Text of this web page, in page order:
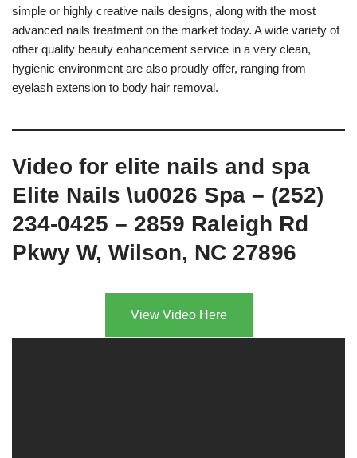
simple or highly creative nails designs, along with the most
advanced nails treatment on the market today. A wide variety of
other quality beauty enhancement service in a very clean,
hygienic environment are also proudly offer, ranging from
eyelash extension to body hair removal.
Video for elite nails and spa
Elite Nails \u0026 Spa – (252)
234-0425 – 2859 Raleigh Rd
Pkwy W, Wilson, NC 27896
View Video Here